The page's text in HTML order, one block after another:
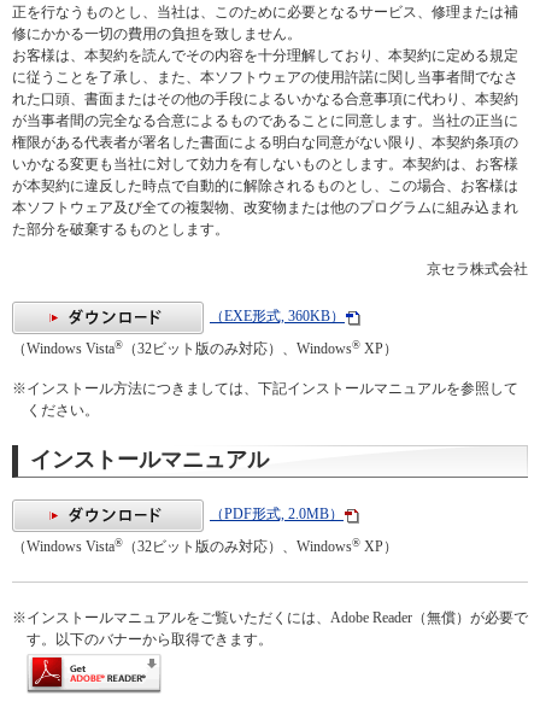
正を行なうものとし、当社は、このために必要となるサービス、修理または補
修にかかる一切の費用の負担を致しません。
お客様は、本契約を読んでその内容を十分理解しており、本契約に定める規定
に従うことを了承し、また、本ソフトウェアの使用許諾に関し当事者間でなさ
れた口頭、書面またはその他の手段によるいかなる合意事項に代わり、本契約
が当事者間の完全なる合意によるものであることに同意します。当社の正当に
権限がある代表者が署名した書面による明白な同意がない限り、本契約条項の
いかなる変更も当社に対して効力を有しないものとします。本契約は、お客様
が本契約に違反した時点で自動的に解除されるものとし、この場合、お客様は
本ソフトウェア及び全ての複製物、改変物または他のプログラムに組み込まれ
た部分を破棄するものとします。
京セラ株式会社
（EXE形式, 360KB）
（Windows Vista® （32ビット版のみ対応）、Windows® XP）
※インストール方法につきましては、下記インストールマニュアルを参照して
ください。
インストールマニュアル
（PDF形式, 2.0MB）
（Windows Vista® （32ビット版のみ対応）、Windows® XP）
※インストールマニュアルをご覧いただくには、Adobe Reader（無償）が必要で
す。以下のバナーから取得できます。